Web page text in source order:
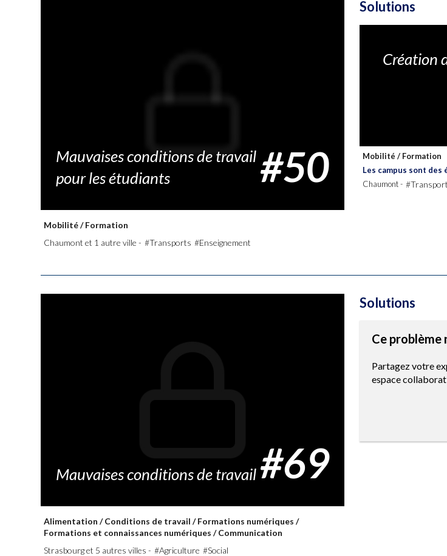
Mauvaises conditions de travail
pour les étudiants
#50
Mobilité/ Formation
Chaumont et 1 autre ville - #Transports #Enseignement
Solutions
Création
Mobilité/ Formation
Les campus sont
Chaumont -
Mauvaises conditions de travail #69
Alimentation/ Conditions de travail/ Formations numériques/
Formations et connaissances numériques/ Communication
Strasbourg et 5 autres villes - #Agriculture #Social
Solutions
Ce problème
Partagez votre
espace